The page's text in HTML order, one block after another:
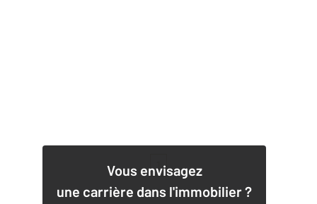
Vous envisagez
une carrière dans l'immobilier ?